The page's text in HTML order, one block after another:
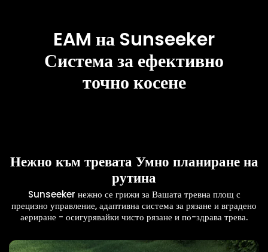
EAM на Sunseeker
Система за ефективно
точно косене
Нежно към тревата Умно планиране на
рутина
Sunseeker нежно се грижи за Вашата тревна площ с
прецизно управление, адаптивна система за рязане и вградено
аериране - осигурявайки чисто рязане и по-здрава трева.